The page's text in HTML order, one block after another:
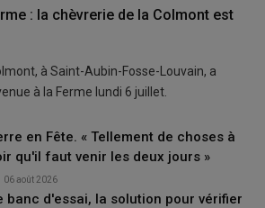
: la chèvrerie de la Colmont est
à Saint-Aubin-Fosse-Louvain, a
à la Ferme lundi 6 juillet.
en Fête. « Tellement de choses à
qu'il faut venir les deux jours »
06 août 2026
banc d'essai, la solution pour vérifier